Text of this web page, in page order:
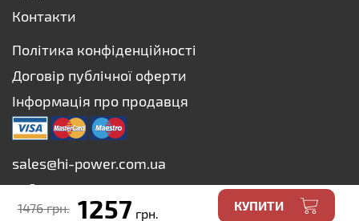
1476 грн. 1257 грн.
КУПИТИ
Контакти
Політика конфіденційності
Договір публічної оферти
Інформація про продавця
sales@hi-power.com.ua
+38 073 627-75-73
+38 067 627-75-73